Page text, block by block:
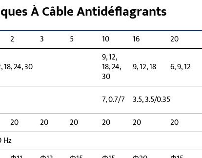
À Câble Antidéflagrants
2 3 5 10 16 20
18, 24, 30
9, 12,
18, 24,
30
9, 12, 18 6, 9, 12
7, 0.7/7 3.5, 3.5/0.35
20 20 20 20 20 20
Hz